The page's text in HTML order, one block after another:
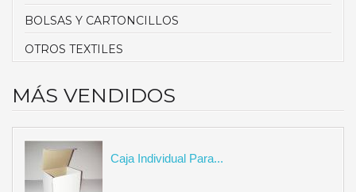
BOLSAS Y CARTONCILLOS
OTROS TEXTILES
MÁS VENDIDOS
Caja Individual Para...